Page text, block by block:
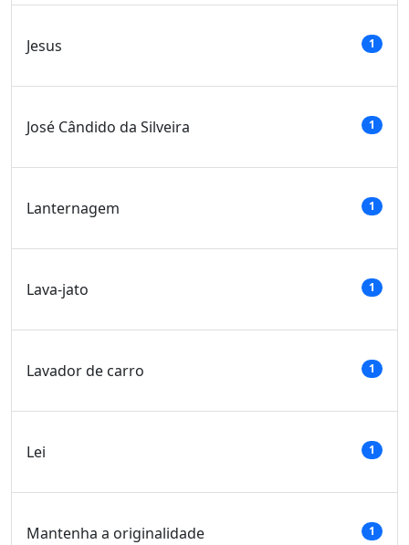
Jesus 1
José Cândido da Silveira 1
Lanternagem 1
Lava-jato 1
Lavador de carro 1
Lei 1
Mantenha a originalidade 1